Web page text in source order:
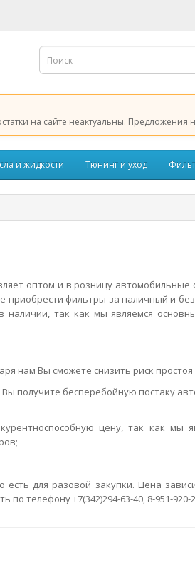
на сайте неактуальны. Предложения
и жидкости Тюнинг и уход
оптом и в розницу
приобрести фильтры за наличный и
наличии, так как мы являемся
нам Вы сможете снизить риск простоя
получите бесперебойную постаку
цену, так как мы
для разовой закупки. Цена
телефону +7(342)294-63-40, 8-951-920-